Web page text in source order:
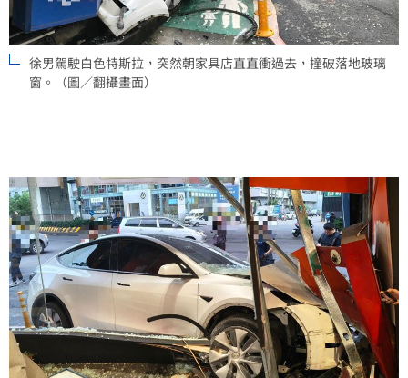
徐男駕駛白色特斯拉，突然朝家具店直直衝過去，撞破落地玻璃
窗。（圖／翻攝畫面）